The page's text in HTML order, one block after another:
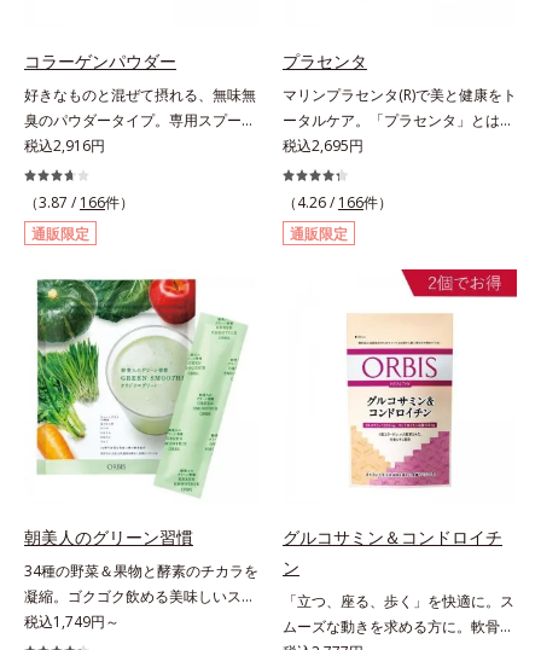
コラーゲンパウダー
好きなものと混ぜて摂れる、無味無
臭のパウダータイプ。専用スプーン
1杯で、ハリと弾力のある毎日に欠
かせない「コラーゲン」5,000㎎を
手軽に摂れる美容パウダーです。無
味無臭で飲み物や料理に影響がな
く、冷たい飲み物にも簡単に溶ける
ます。
税込2,916円
（3.87 / 166件）
通販限定
プラセンタ
マリンプラセンタ(R)で美と健康をト
ータルケア。「プラセンタ」とは、
母から子へ酸素や栄養素をおく
る“胎盤”のこと。豊富な栄養素を含
むプラセンタは、みずみずしい美し
さや元気を求める女性の間で大きな
注目を集めている成分です。豚由来
のプラセンタが多い中、オルビスは
鮭由来のプラセンタを採用しまし
るエラスチンのほか、うるおいをキ
ープするヒアルロン酸、コラーゲ
ン、みずみずしさをアシストするコ
ンドロイチン硫酸など、美しさに磨
きをかける6成分をぎゅっと凝縮。
吸収もスムーズです。
税込2,695円
（4.26 / 166件）
通販限定
朝美人のグリーン習慣
34種の野菜＆果物と酵素のチカラを
凝縮。ゴクゴク飲める美味しいスム
ージーでスッキリ生活をサポート。
税込1,749円～
グルコサミン＆コンドロイチ
ン
「立つ、座る、歩く」を快適に。ス
ムーズな動きを求める方に。軟骨の